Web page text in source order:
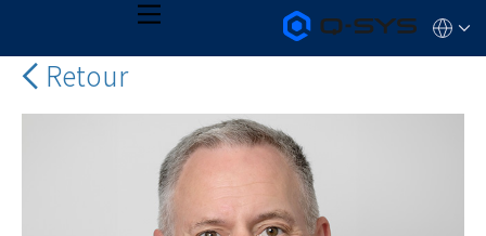
Q-
SYS
제
품
홈
페
지
메
언
QSYS.com (English)
India (English)
Deutsch
Retour